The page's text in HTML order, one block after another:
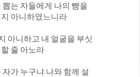
는 자들에게 나의 뺨을
아니하였느니라
아니하고 내 얼굴을 부싯
줄 아노라
가 누구냐 나와 함께 설